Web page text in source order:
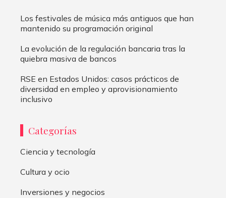
Los festivales de música más antiguos que han
mantenido su programación original
La evolución de la regulación bancaria tras la
quiebra masiva de bancos
RSE en Estados Unidos: casos prácticos de
diversidad en empleo y aprovisionamiento
inclusivo
Categorías
Ciencia y tecnología
Cultura y ocio
Inversiones y negocios